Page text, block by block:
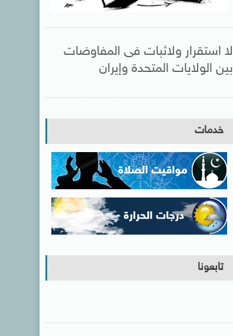
لا استقرار ولاثبات فى المفاوضات
بين الولايات المتحدة وإيران
خدمات
تابعونا